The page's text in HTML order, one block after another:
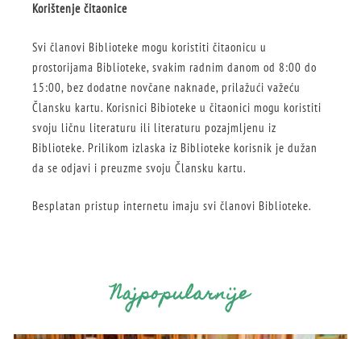
Korištenje čitaonice
Svi članovi Biblioteke mogu koristiti čitaonicu u
prostorijama Biblioteke, svakim radnim danom od 8:00 do
15:00, bez dodatne novčane naknade, prilažući važeću
Člansku kartu. Korisnici Bibioteke u čitaonici mogu koristiti
svoju ličnu literaturu ili literaturu pozajmljenu iz
Biblioteke. Prilikom izlaska iz Biblioteke korisnik je dužan
da se odjavi i preuzme svoju Člansku kartu.
Besplatan pristup internetu imaju svi članovi Biblioteke.
Najpopularnije